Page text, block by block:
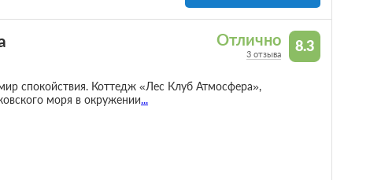
8.3
Отлично
3 отзыва
спокойствия. Коттедж «Лес Клуб Атмосфера»,
моря в окружении...